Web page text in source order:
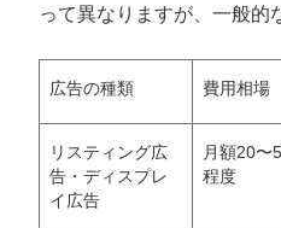
って異なりますが、一般的
広告の種類 費用相場
リスティング広
告・ディスプレ
イ広告
月額20〜
程度